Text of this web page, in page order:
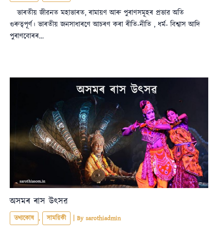
ভাৰতীয় জীৱনত মহাভাৰত, ৰামায়ণ আৰু পুৰাণসমূহৰ প্ৰভাৱ অতি
গুৰুত্বপূৰ্ণ। ভাৰতীয় জনসাধাৰণে আচৰণ কৰা ৰীতি-নীতি , ধৰ্ম- বিশ্বাস আদি
পুৰাণবোৰৰ…
অসমৰ ৰাস উৎসৱ
তথ্যকোষ , সাময়িকী | By sarothiadmin